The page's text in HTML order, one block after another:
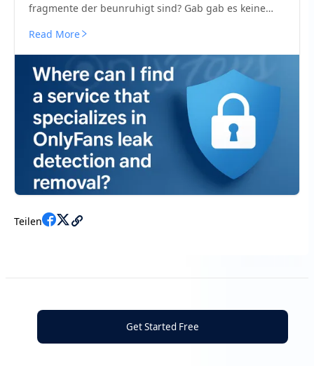
fragmente der beunruhigt sind? Gab gab es keine
Wissen, wie teile wie Erasa seinen inhalt schützen
konnte.
Read More
Teilen
Get Started Free